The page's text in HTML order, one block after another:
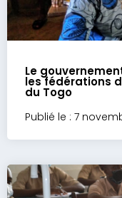
Le
les fédérations
du Togo
Publié le : 7